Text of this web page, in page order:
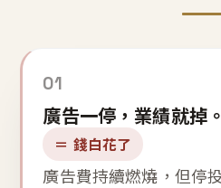
01
廣告一停，業績就掉。
＝ 錢白花了
廣告費持續燃燒，但停